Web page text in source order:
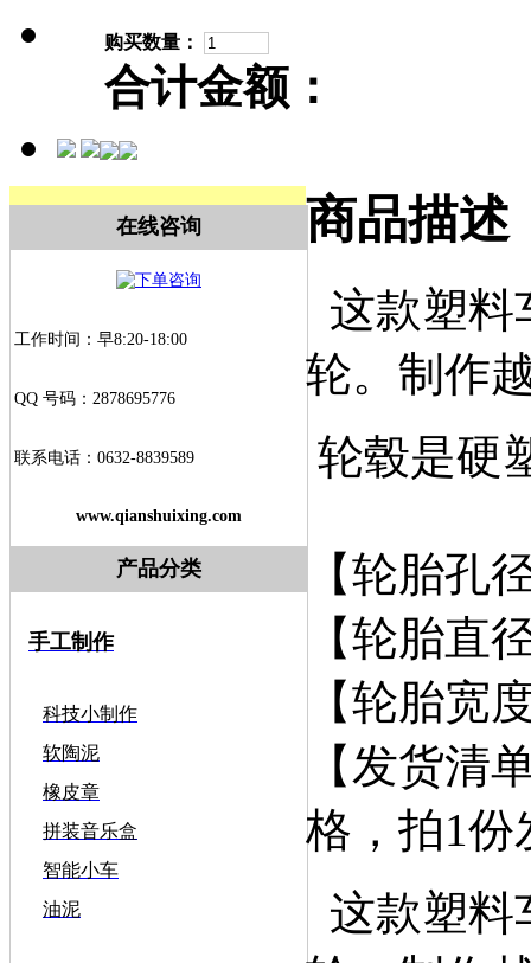
购买数量：
合计金额：
在线咨询
工作时间：早8:20-18:00
QQ 号码：2878695776
联系电话：0632-8839589
www.qianshuixing.com
产品分类
手工制作
科技小制作
软陶泥
橡皮章
拼装音乐盒
智能小车
油泥
商品描述
这款塑料
轮。制作
轮毂是硬
【轮胎孔
【轮胎直
【轮胎宽
【发货清
格，拍1份
这款塑料